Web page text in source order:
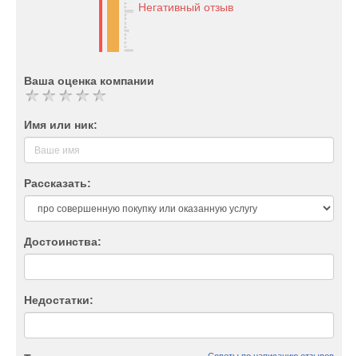
Негативный отзыв
Ваша оценка компании
Имя или ник:
Рассказать:
Достоинства:
Недостатки: